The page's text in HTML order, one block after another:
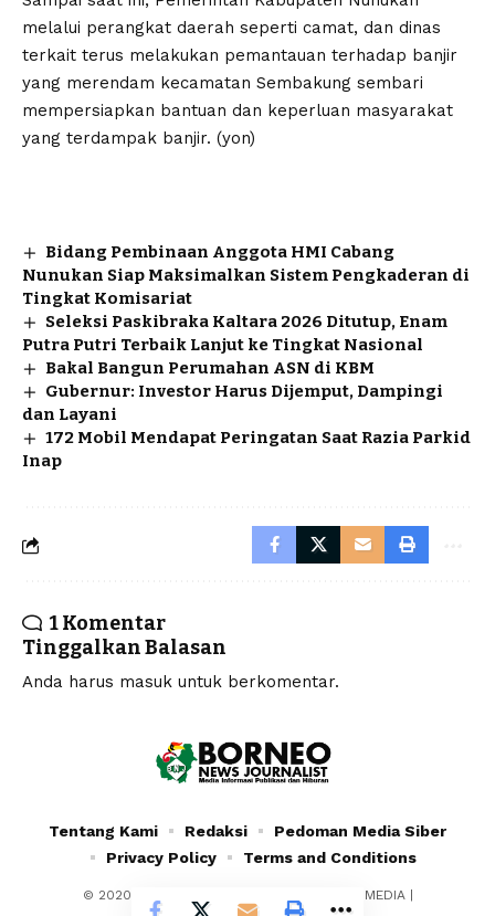
melalui perangkat daerah seperti camat, dan dinas
terkait terus melakukan pemantauan terhadap banjir
yang merendam kecamatan Sembakung sembari
mempersiapkan bantuan dan keperluan masyarakat
yang terdampak banjir. (yon)
Bidang Pembinaan Anggota HMI Cabang
Nunukan Siap Maksimalkan Sistem Pengkaderan di
Tingkat Komisariat
Seleksi Paskibraka Kaltara 2026 Ditutup, Enam
Putra Putri Terbaik Lanjut ke Tingkat Nasional
Bakal Bangun Perumahan ASN di KBM
Gubernur: Investor Harus Dijemput, Dampingi
dan Layani
172 Mobil Mendapat Peringatan Saat Razia Parkid
Inap
1 Komentar
Tinggalkan Balasan
Anda harus masuk untuk berkomentar.
© 2020 - 2024 - PT. YAFRAN BORNEO MULTIMEDIA |
Tentang Kami Redaksi
Pedoman Media Siber
Privacy Policy
Terms and Conditions